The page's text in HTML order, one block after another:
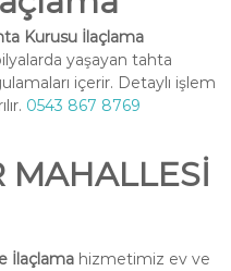
Kurusu İlaçlama
yaşayan tahta
içerir. Detaylı işlem
0543 867 8769
MAHALLESİ
İlaçlamahizmetimiz ev ve